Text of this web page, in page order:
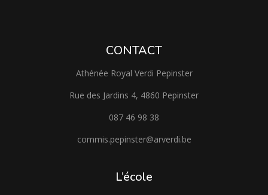
CONTACT
Athénée Royal Verdi Pepinster
Rue des Jardins 4, 4860 Pepinster
087 46 98 38
commis.pepinster@arverdi.be
L’école